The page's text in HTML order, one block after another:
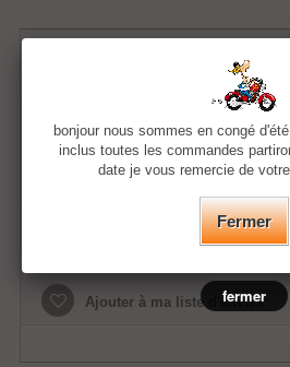
Quantité
Ajouter à ma liste d'envies
bonjour nous sommes en congé
inclus toutes les commandes
date je vous remercie de
Fermer
fermer